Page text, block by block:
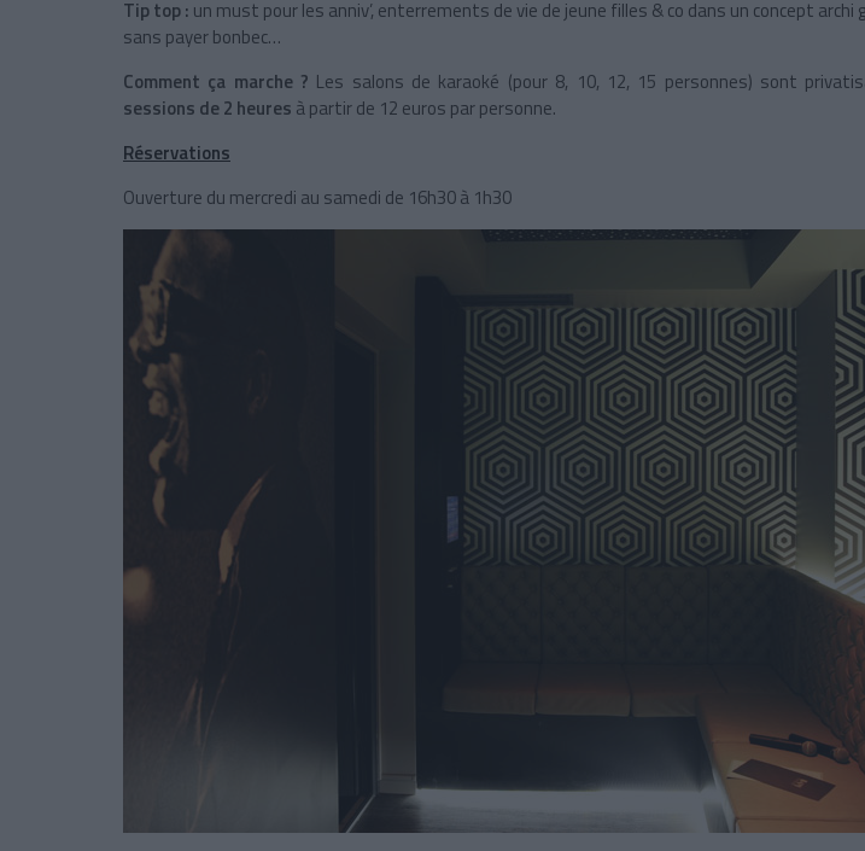
Tip top : un must pour les anniv’, enterrements de vie de jeune filles & co dans un concept archi
sans payer bonbec…
Comment ça marche ? Les salons de karaoké (pour 8, 10, 12, 15 personnes) sont
sessions de 2 heures à partir de 12 euros par personne.
Réservations
Ouverture du mercredi au samedi de 16h30 à 1h30